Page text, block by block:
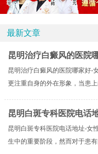
最新文章
昆明治疗白癜风的医院
昆明治疗白癜风的医院哪家好-
更注重自身的外在形象，当患
昆明白斑专科医院电话
昆明白斑专科医院电话地址-女
生中的重要阶段，然而对于患有